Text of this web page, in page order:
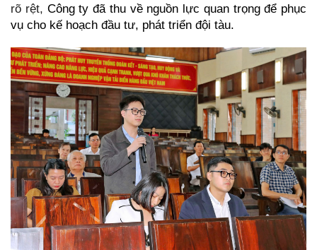
rõ rệt, Công ty đã thu về nguồn lực quan trọng để phục
vụ cho kế hoạch đầu tư, phát triển đội tàu.